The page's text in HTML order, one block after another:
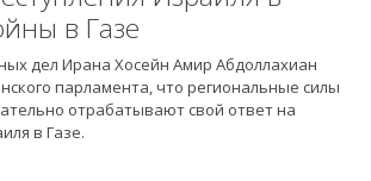
в Газе
дел Ирана Хосейн Амир Абдоллахиан
парламента, что региональные силы
отрабатывают свой ответ на
в Газе.